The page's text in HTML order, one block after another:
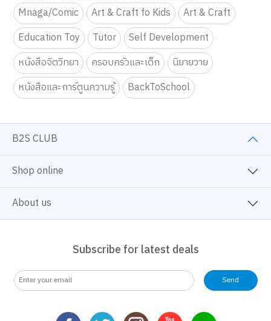
Mnaga/Comic
Art & Craft fo Kids
Art & Craft
Education Toy
Tutor
Self Development
หนังสือจิตวิทยา
ครอบครัวและเด็ก
นิยายวาย
หนังสือและการ์ตูนความรู้
BackToSchool
B2S CLUB
Shop online
About us
Subscribe for latest deals
Send